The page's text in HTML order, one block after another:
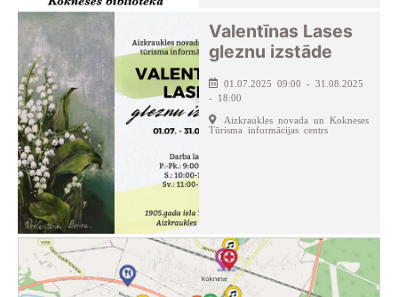
Valentīnas Lases
gleznu izstāde
01.07.2025 09:00 - 31.08.2025
- 18:00
Aizkraukles novada un Kokneses
Tūrisma informācijas centrs